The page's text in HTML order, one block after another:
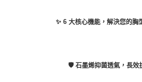
✨ 6 大核心機能，解決您的胸
🛡️ 石墨烯抑菌透氣，長效